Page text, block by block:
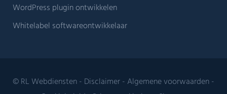
WordPress plugin ontwikkelen
Whitelabel softwareontwikkelaar
© RL Webdiensten - Disclaimer - Algemene voorwaarden -